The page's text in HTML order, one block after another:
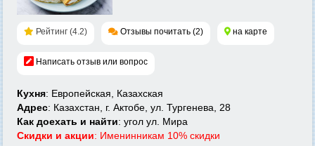
Рейтинг (4.2) Отзывы почитать (2) на карте
Написать отзыв или вопрос
Кухня: Европейская, Казахская
Адрес: Казахстан, г. Актобе, ул. Тургенева, 28
Как доехать и найти: угол ул. Мира
Скидки и акции: Именинникам 10% скидки